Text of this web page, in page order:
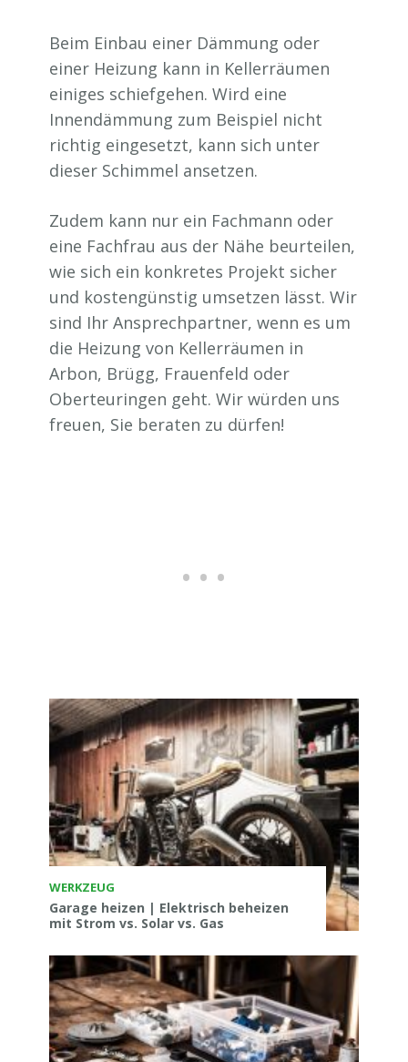
Beim Einbau einer Dämmung oder
einer Heizung kann in Kellerräumen
einiges schiefgehen. Wird eine
Innendämmung zum Beispiel nicht
richtig eingesetzt, kann sich unter
dieser Schimmel ansetzen.
Zudem kann nur ein Fachmann oder
eine Fachfrau aus der Nähe beurteilen,
wie sich ein konkretes Projekt sicher
und kostengünstig umsetzen lässt. Wir
sind Ihr Ansprechpartner, wenn es um
die Heizung von Kellerräumen in
Arbon, Brügg, Frauenfeld oder
Oberteuringen geht. Wir würden uns
freuen, Sie beraten zu dürfen!
WERKZEUG
Garage heizen | Elektrisch beheizen
mit Strom vs. Solar vs. Gas